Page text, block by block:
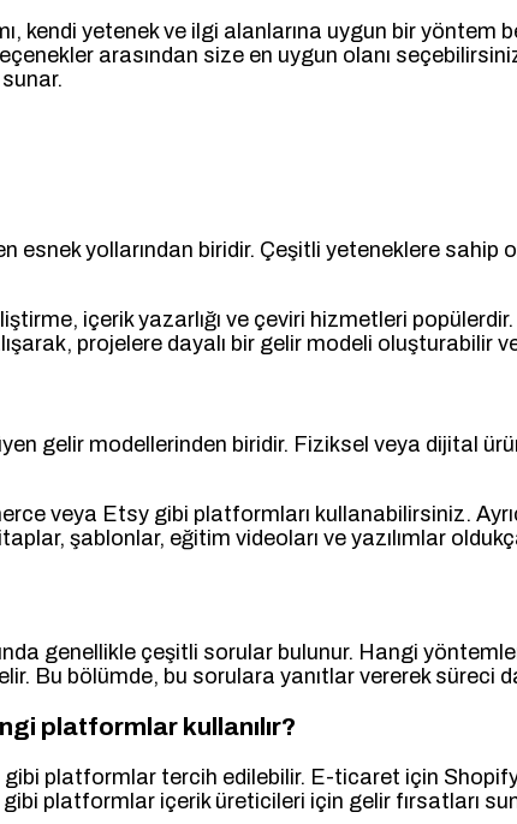
kendi yetenek ve ilgi alanlarına uygun bir yöntem
arasından size en uygun olanı
esnek yollarından biridir. Çeşitli yeteneklere sahip
içerik yazarlığı ve çeviri hizmetleri
projelere dayalı bir gelir modeli
gelir modellerinden biridir. Fiziksel veya dijital
veya Etsy gibi platformları kullanabilirsiniz.
şablonlar, eğitim videoları ve yazılımlar
genellikle çeşitli sorular bulunur. Hangi
Bu bölümde, bu sorulara yanıtlar vererek süreci
platformlar kullanılır?
platformlar tercih edilebilir. E-ticaret için
platformlar içerik üreticileri için gelir fırsatları